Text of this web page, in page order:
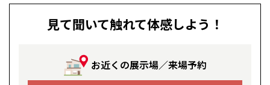
見て聞いて触れて体感しよう！
お近くの展示場／来場予約